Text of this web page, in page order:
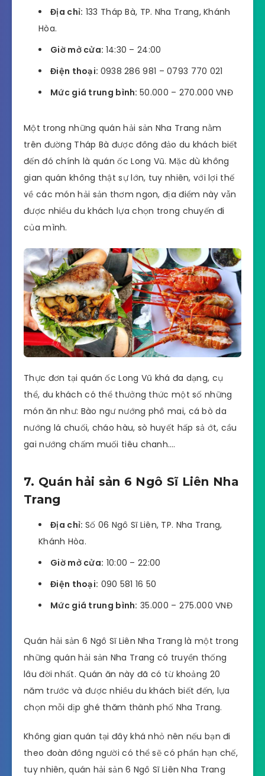
Địa chỉ: 133 Tháp Bà, TP. Nha Trang, Khánh
Hòa.
Giờ mở cửa: 14:30 – 24:00
Điện thoại: 0938 286 981 – 0793 770 021
Mức giá trung bình: 50.000 – 270.000 VNĐ
Một trong những quán hải sản Nha Trang nằm
trên đường Tháp Bà được đông đảo du khách biết
đến đó chính là quán ốc Long Vũ. Mặc dù không
gian quán không thật sự lớn, tuy nhiên, với lợi thế
về các món hải sản thơm ngon, địa điểm này vẫn
được nhiều du khách lựa chọn trong chuyến đi
của mình.
Thực đơn tại quán ốc Long Vũ khá đa dạng, cụ
thể, du khách có thể thưởng thức một số những
món ăn như: Bào ngư nướng phô mai, cá bò da
nướng lá chuối, cháo hàu, sò huyết hấp sả ớt, cầu
gai nướng chấm muối tiêu chanh….
7. Quán hải sản 6 Ngô Sĩ Liên Nha
Trang
Địa chỉ: Số 06 Ngô Sĩ Liên, TP. Nha Trang,
Khánh Hòa.
Giờ mở cửa: 10:00 – 22:00
Điện thoại: 090 581 16 50
Mức giá trung bình: 35.000 – 275.000 VNĐ
Quán hải sản 6 Ngô Sĩ Liên Nha Trang là một trong
những quán hải sản Nha Trang có truyền thống
lâu đời nhất. Quán ăn này đã có từ khoảng 20
năm trước và được nhiều du khách biết đến, lựa
chọn mỗi dịp ghé thăm thành phố Nha Trang.
Không gian quán tại đây khá nhỏ nên nếu bạn đi
theo đoàn đông người có thể sẽ có phần hạn chế,
tuy nhiên, quán hải sản 6 Ngô Sĩ Liên Nha Trang